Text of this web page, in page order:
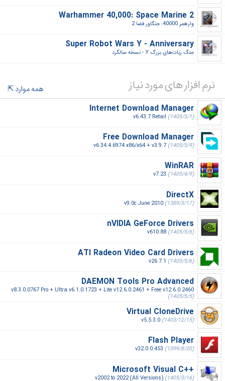
Warhammer 40,000: Space Marine 2
وارهمر 40000: جنگاور فضا 2‎
Super Robot Wars Y - Anniversary
جنگ ربات‌های بزرگ Y - نسخه سالگرد‎
نرم افزار های مورد نیاز
همه موارد
Internet Download Manager
v6.43.7 Retail (1405/5/1)
Free Download Manager
v6.34.4.6974 x86/x64 + v3.9.7 (1405/5/9)
WinRAR
v7.23 (1405/4/9)
DirectX
v9.0c June 2010 (1389/3/17)
nVIDIA GeForce Drivers
v610.88 (1405/5/6)
ATI Radeon Video Card Drivers
v26.7.1 (1405/5/6)
DAEMON Tools Pro Advanced
v8.3.0.0767 Pro + Ultra v6.1.0.1723 + Lite v12.6.0.2461 + Free v12.6.0.2460
(1405/5/5)
Virtual CloneDrive
v5.5.3.0 (1403/12/15)
Flash Player
v32.0.0.453 (1399/8/20)
Microsoft Visual C++‎
v2002 to 2022 (All Versions) (1405/3/16)